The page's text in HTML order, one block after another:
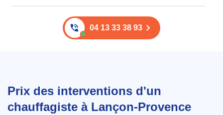
04 13 33 38 93
Prix des interventions d'un
chauffagiste à Lançon-Provence